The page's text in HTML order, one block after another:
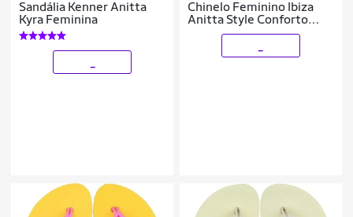
Sandália Kenner Anitta
Kyra Feminina
Chinelo Feminino Ibiza
Anitta Style Conforto
Summer Kenner